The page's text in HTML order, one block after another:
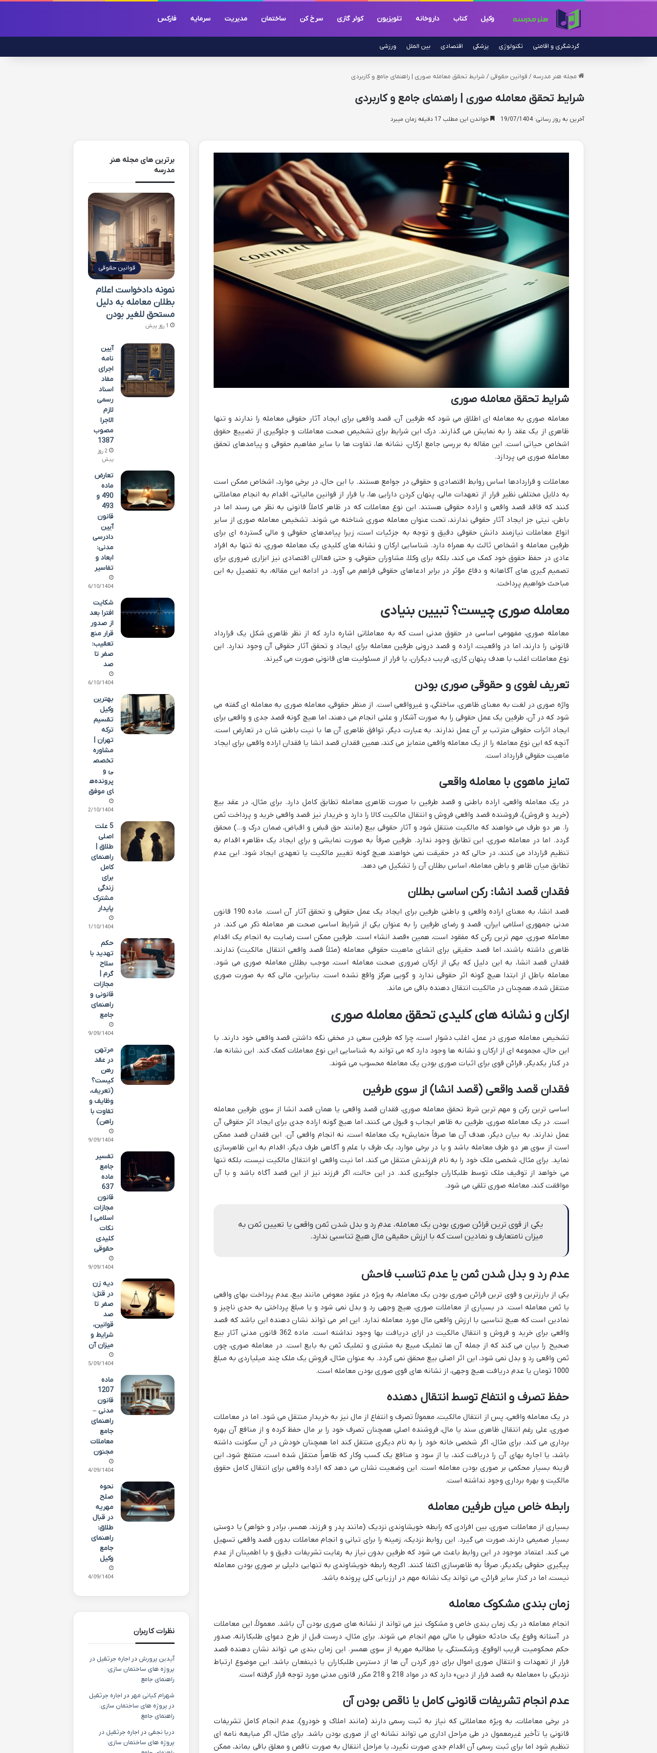
وکیل کتاب داروخانه تلویزیون کولر گازی سرخ کن ساختمان مدیریت سرمایه فارکس
گردشگری و اقامتی تکنولوژی پزشکی اقتصادی بین الملل ورزشی
مجله هنر مدرسه / قوانین حقوقی / شرایط تحقق معامله صوری | راهنمای جامع و کاربردی
شرایط تحقق معامله صوری | راهنمای جامع و کاربردی
آخرین به روز رسانی: 19/07/1404 خواندن این مطلب 17 دقیقه زمان میبرد
شرایط تحقق معامله صوری
معامله صوری به معامله ای اطلاق می شود که طرفین آن، قصد واقعی برای ایجاد آثار حقوقی معامله را ندارند و تنها
ظاهری از یک عقد را به نمایش می گذارند. درک این شرایط برای تشخیص صحت معاملات و جلوگیری از تضییع حقوق
اشخاص حیاتی است. این مقاله به بررسی جامع ارکان، نشانه ها، تفاوت ها با سایر مفاهیم حقوقی و پیامدهای تحقق
معامله صوری می پردازد.
معاملات و قراردادها اساس روابط اقتصادی و حقوقی در جوامع هستند. با این حال، در برخی موارد، اشخاص ممکن است
به دلایل مختلفی نظیر فرار از تعهدات مالی، پنهان کردن دارایی ها، یا فرار از قوانین مالیاتی، اقدام به انجام معاملاتی
کنند که فاقد قصد واقعی و اراده حقوقی هستند. این نوع معاملات که در ظاهر کاملاً قانونی به نظر می رسند اما در
باطن، نیتی جز ایجاد آثار حقوقی ندارند، تحت عنوان معامله صوری شناخته می شوند. تشخیص معامله صوری از سایر
انواع معاملات نیازمند دانش حقوقی دقیق و توجه به جزئیات است، زیرا پیامدهای حقوقی و مالی گسترده ای برای
طرفین معامله و اشخاص ثالث به همراه دارد. شناسایی ارکان و نشانه های کلیدی یک معامله صوری، نه تنها به افراد
عادی در حفظ حقوق خود کمک می کند، بلکه برای وکلا، مشاوران حقوقی، و حتی فعالان اقتصادی نیز ابزاری ضروری برای
تصمیم گیری های آگاهانه و دفاع مؤثر در برابر ادعاهای حقوقی فراهم می آورد. در ادامه این مقاله، به تفصیل به این
مباحث خواهیم پرداخت.
معامله صوری چیست؟ تبیین بنیادی
معامله صوری، مفهومی اساسی در حقوق مدنی است که به معاملاتی اشاره دارد که از نظر ظاهری شکل یک قرارداد
قانونی را دارند، اما در واقعیت، اراده و قصد درونی طرفین معامله برای ایجاد و تحقق آثار حقوقی آن وجود ندارد. این
نوع معاملات اغلب با هدف پنهان کاری، فریب دیگران، یا فرار از مسئولیت های قانونی صورت می گیرند.
تعریف لغوی و حقوقی صوری بودن
واژه صوری در لغت به معنای ظاهری، ساختگی، و غیرواقعی است. از منظر حقوقی، معامله صوری به معامله ای گفته می
شود که در آن، طرفین یک عمل حقوقی را به صورت آشکار و علنی انجام می دهند، اما هیچ گونه قصد جدی و واقعی برای
ایجاد اثرات حقوقی مترتب بر آن عمل ندارند. به عبارت دیگر، توافق ظاهری آن ها با نیت باطنی شان در تعارض است.
آنچه که این نوع معامله را از یک معامله واقعی متمایز می کند، همین فقدان قصد انشا یا فقدان اراده واقعی برای ایجاد
ماهیت حقوقی قرارداد است.
تمایز ماهوی با معامله واقعی
در یک معامله واقعی، اراده باطنی و قصد طرفین با صورت ظاهری معامله تطابق کامل دارد. برای مثال، در عقد بیع
(خرید و فروش)، فروشنده قصد واقعی فروش و انتقال مالکیت کالا را دارد و خریدار نیز قصد واقعی خرید و پرداخت ثمن
را. هر دو طرف می خواهند که مالکیت منتقل شود و آثار حقوقی بیع (مانند حق قبض و اقباض، ضمان درک و…) محقق
گردد. اما در معامله صوری، این تطابق وجود ندارد. طرفین صرفاً به صورت نمایشی و برای ایجاد یک «ظاهر» اقدام به
تنظیم قرارداد می کنند، در حالی که در حقیقت نمی خواهند هیچ گونه تغییر مالکیت یا تعهدی ایجاد شود. این عدم
تطابق میان ظاهر و باطن معامله، اساس بطلان آن را تشکیل می دهد.
فقدان قصد انشا: رکن اساسی بطلان
قصد انشا، به معنای اراده واقعی و باطنی طرفین برای ایجاد یک عمل حقوقی و تحقق آثار آن است. ماده 190 قانون
مدنی جمهوری اسلامی ایران، قصد و رضای طرفین را به عنوان یکی از شرایط اساسی صحت هر معامله ذکر می کند. در
معامله صوری، مهم ترین رکن که مفقود است، همین «قصد انشا» است. طرفین ممکن است رضایت به انجام یک اقدام
ظاهری داشته باشند، اما قصد حقیقی برای انشای ماهیت حقوقی معامله (مثلاً قصد واقعی انتقال مالکیت) ندارند.
فقدان قصد انشا، به این دلیل که یکی از ارکان ضروری صحت معامله است، موجب بطلان معامله صوری می شود.
معامله باطل از ابتدا هیچ گونه اثر حقوقی ندارد و گویی هرگز واقع نشده است. بنابراین، مالی که به صورت صوری
منتقل شده، همچنان در مالکیت انتقال دهنده باقی می ماند.
ارکان و نشانه های کلیدی تحقق معامله صوری
تشخیص معامله صوری در عمل، اغلب دشوار است، چرا که طرفین سعی در مخفی نگه داشتن قصد واقعی خود دارند. با
این حال، مجموعه ای از ارکان و نشانه ها وجود دارد که می تواند به شناسایی این نوع معاملات کمک کند. این نشانه ها،
در کنار یکدیگر، قرائن قوی برای اثبات صوری بودن یک معامله محسوب می شوند.
فقدان قصد واقعی (قصد انشا) از سوی طرفین
اساسی ترین رکن و مهم ترین شرط تحقق معامله صوری، فقدان قصد واقعی یا همان قصد انشا از سوی طرفین معامله
است. در یک معامله صوری، طرفین به ظاهر ایجاب و قبول می کنند، اما هیچ گونه اراده جدی برای ایجاد اثر حقوقی آن
عمل ندارند. به بیان دیگر، هدف آن ها صرفاً «نمایش» یک معامله است، نه انجام واقعی آن. این فقدان قصد ممکن
است از سوی هر دو طرف معامله باشد و یا در برخی موارد، یک طرف با علم و آگاهی طرف دیگر، اقدام به این ظاهرسازی
نماید. برای مثال، شخصی ملک خود را به نام فرزندش منتقل می کند، اما نیت واقعی او انتقال مالکیت نیست، بلکه تنها
می خواهد از توقیف ملک توسط طلبکاران جلوگیری کند. در این حالت، اگر فرزند نیز از این قصد آگاه باشد و با آن
موافقت کند، معامله صوری تلقی می شود.
یکی از قوی ترین قرائن صوری بودن یک معامله، عدم رد و بدل شدن ثمن واقعی یا تعیین ثمن به
میزان نامتعارف و نمادین است که با ارزش حقیقی مال هیچ تناسبی ندارد.
عدم رد و بدل شدن ثمن یا عدم تناسب فاحش
یکی از بارزترین و قوی ترین قرائن صوری بودن یک معامله، به ویژه در عقود معوض مانند بیع، عدم پرداخت بهای واقعی
یا ثمن معامله است. در بسیاری از معاملات صوری، هیچ وجهی رد و بدل نمی شود و یا مبلغ پرداختی به حدی ناچیز و
نمادین است که هیچ تناسبی با ارزش واقعی مال مورد معامله ندارد. این امر می تواند نشان دهنده این باشد که قصد
واقعی برای خرید و فروش و انتقال مالکیت در ازای دریافت بها وجود نداشته است. ماده 362 قانون مدنی آثار بیع
صحیح را بیان می کند که از جمله آن ها تملیک مبیع به مشتری و تملیک ثمن به بایع است. در معامله صوری، چون
ثمن واقعی رد و بدل نمی شود، این اثر اصلی بیع محقق نمی گردد. به عنوان مثال، فروش یک ملک چند میلیاردی به مبلغ
1000 تومان یا عدم دریافت هیچ وجهی، از نشانه های قوی صوری بودن معامله است.
حفظ تصرف و انتفاع توسط انتقال دهنده
در یک معامله واقعی، پس از انتقال مالکیت، معمولاً تصرف و انتفاع از مال نیز به خریدار منتقل می شود. اما در معاملات
صوری، علی رغم انتقال ظاهری سند یا مال، فروشنده اصلی همچنان تصرف خود را بر مال حفظ کرده و از منافع آن بهره
برداری می کند. برای مثال، اگر شخصی خانه خود را به نام دیگری منتقل کند اما همچنان خودش در آن سکونت داشته
باشد، یا اجاره بهای آن را دریافت کند، یا از سود و منافع یک کسب وکار که ظاهراً منتقل شده است، منتفع شود، این
قرینه بسیار محکمی بر صوری بودن معامله است. این وضعیت نشان می دهد که اراده واقعی برای انتقال کامل حقوق
مالکیت و بهره برداری وجود نداشته است.
رابطه خاص میان طرفین معامله
بسیاری از معاملات صوری، بین افرادی که رابطه خویشاوندی نزدیک (مانند پدر و فرزند، همسر، برادر و خواهر) یا دوستی
بسیار صمیمی دارند، صورت می گیرد. این روابط نزدیک، زمینه را برای تبانی و انجام معاملات بدون قصد واقعی تسهیل
می کند. اعتماد موجود در این روابط باعث می شود که طرفین بدون نیاز به رعایت تشریفات دقیق و با اطمینان از عدم
پیگیری حقوقی یکدیگر، صرفاً به ظاهرسازی اکتفا کنند. اگرچه رابطه خویشاوندی به تنهایی دلیلی بر صوری بودن معامله
نیست، اما در کنار سایر قرائن، می تواند یک نشانه مهم در ارزیابی کلی پرونده باشد.
زمان بندی مشکوک معامله
انجام معامله در یک زمان بندی خاص و مشکوک نیز می تواند از نشانه های صوری بودن آن باشد. معمولاً، این معاملات
در آستانه وقوع یک حادثه حقوقی یا مالی مهم انجام می شوند. برای مثال، درست قبل از طرح دعوای طلبکارانه، صدور
حکم محکومیت قریب الوقوع، ورشکستگی، یا مطالبه مهریه از سوی همسر. این زمان بندی می تواند نشان دهنده قصد
فرار از تعهدات و انتقال صوری اموال برای دور کردن آن ها از دسترس طلبکاران یا ذینفعان باشد. این موضوع ارتباط
نزدیکی با «معامله به قصد فرار از دین» دارد که در مواد 218 و 218 مکرر قانون مدنی مورد توجه قرار گرفته است.
عدم انجام تشریفات قانونی کامل یا ناقص بودن آن
در برخی معاملات، به ویژه معاملاتی که نیاز به ثبت رسمی دارند (مانند املاک و خودرو)، عدم انجام کامل تشریفات
قانونی یا تأخیر غیرمعمول در طی مراحل اداری می تواند نشانه ای از صوری بودن باشد. برای مثال، اگر مبایعه نامه ای
تنظیم شود اما برای ثبت رسمی آن اقدام جدی صورت نگیرد، یا مراحل انتقال به صورت ناقص و معلق باقی بماند، ممکن
برترین های مجله هنر
مدرسه
قوانین حقوقی
نمونه دادخواست اعلام
بطلان معامله به دلیل
مستحق للغیر بودن
1 روز پیش
آیین
نامه
اجرای
مفاد
اسناد
رسمی
لازم
الاجرا
مصوب
1387
2 روز
پیش
تعارض
ماده
490 و
493
قانون
آیین
دادرسی
مدنی:
ابعاد و
تفاسیر
06/10/1404
شکایت
افترا بعد
از صدور
قرار منع
تعقیب:
صفر تا
صد
06/10/1404
بهترین
وکیل
تقسیم
ترکه
تهران |
مشاوره
تخصص
ی و
پرونده‌ه
ای موفق
02/10/1404
5 علت
اصلی
طلاق |
راهنمای
کامل
برای
زندگی
مشترک
پایدار
01/10/1404
حکم
تهدید با
سلاح
گرم |
مجازات
قانونی و
راهنمای
جامع
29/09/1404
مرتهن
در عقد
رهن
کیست؟
(تعریف،
وظایف و
تفاوت با
راهن)
29/09/1404
تفسیر
جامع
ماده
637
قانون
مجازات
اسلامی |
نکات
کلیدی
حقوقی
29/09/1404
دیه زن
در قتل:
صفر تا
صد
قوانین،
شرایط و
میزان آن
25/09/1404
ماده
1207
قانون
مدنی –
راهنمای
جامع
معاملات
مجنون
24/09/1404
نحوه
صلح
مهریه
در قبال
طلاق:
راهنمای
جامع
وکیل
24/09/1404
نظرات کاربران
آیدین پرورش در اجاره جرثقیل در
پروژه های ساختمان سازی:
راهنمای جامع
شهرام کیانی مهر در اجاره جرثقیل
در پروژه های ساختمان سازی:
راهنمای جامع
دریا نجفی در اجاره جرثقیل در
پروژه های ساختمان سازی: